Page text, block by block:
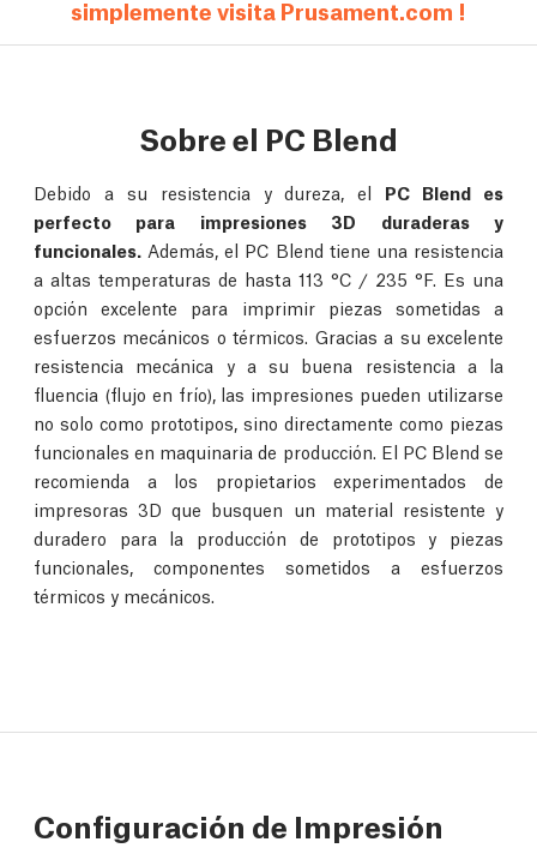
simplemente visita Prusament.com !
Sobre el PC Blend
Debido a su resistencia y dureza, el PC Blend es
perfecto para impresiones 3D duraderas y
funcionales. Además, el PC Blend tiene una resistencia
a altas temperaturas de hasta 113 °C / 235 °F. Es una
opción excelente para imprimir piezas sometidas a
esfuerzos mecánicos o térmicos. Gracias a su excelente
resistencia mecánica y a su buena resistencia a la
fluencia (flujo en frío), las impresiones pueden utilizarse
no solo como prototipos, sino directamente como piezas
funcionales en maquinaria de producción. El PC Blend se
recomienda a los propietarios experimentados de
impresoras 3D que busquen un material resistente y
duradero para la producción de prototipos y piezas
funcionales, componentes sometidos a esfuerzos
térmicos y mecánicos.
Configuración de Impresión